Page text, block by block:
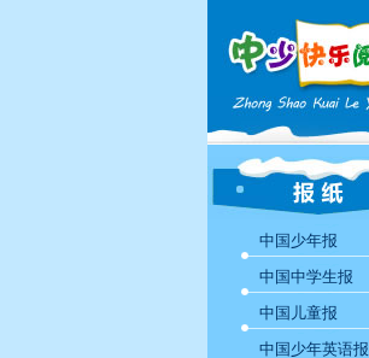
中国少年报
中国中学生报
中国儿童报
中国少年英语报